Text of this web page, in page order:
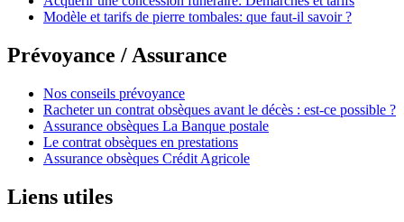
Modèle et tarifs de pierre tombales: que faut-il savoir ?
Prévoyance / Assurance
Nos conseils prévoyance
Racheter un contrat obsèques avant le décès : est-ce possible ?
Assurance obsèques La Banque postale
Le contrat obsèques en prestations
Assurance obsèques Crédit Agricole
Liens utiles